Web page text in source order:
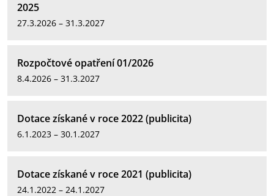
2025
27.3.2026 – 31.3.2027
Rozpočtové opatření 01/2026
8.4.2026 – 31.3.2027
Dotace získané v roce 2022 (publicita)
6.1.2023 – 30.1.2027
Dotace získané v roce 2021 (publicita)
24.1.2022 – 24.1.2027